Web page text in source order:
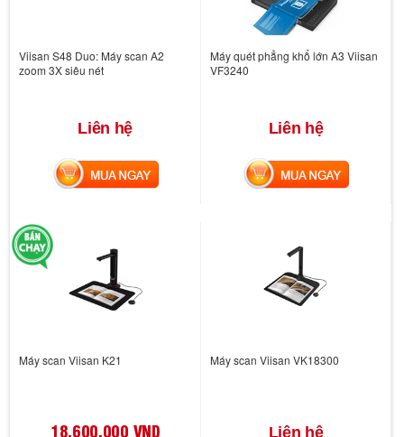
Viisan S48 Duo: Máy scan A2
zoom 3X siêu nét
Liên hệ
MUA NGAY
Máy quét phẳng khổ lớn A3 Viisan
VF3240
Liên hệ
MUA NGAY
Máy scan Viisan K21
18,600,000 VND
Máy scan Viisan VK18300
Liên hệ